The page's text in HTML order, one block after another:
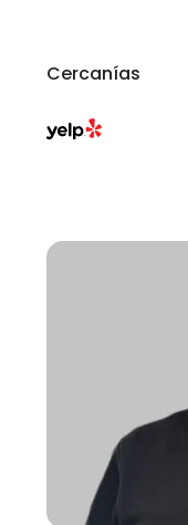
Cercanías